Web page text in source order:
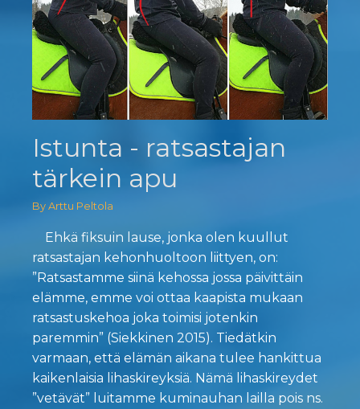
Istunta - ratsastajan
tärkein apu
By Arttu Peltola
Ehkä fiksuin lause, jonka olen kuullut
ratsastajan kehonhuoltoon liittyen, on:
”Ratsastamme siinä kehossa jossa päivittäin
elämme, emme voi ottaa kaapista mukaan
ratsastuskehoa joka toimisi jotenkin
paremmin” (Siekkinen 2015). Tiedätkin
varmaan, että elämän aikana tulee hankittua
kaikenlaisia lihaskireyksiä. Nämä lihaskireydet
”vetävät” luitamme kuminauhan lailla pois ns.